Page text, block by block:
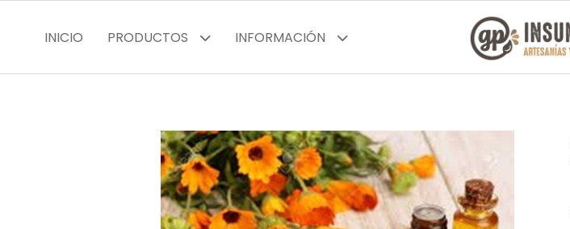
INICIO PRODUCTOS INFORMACIÓN